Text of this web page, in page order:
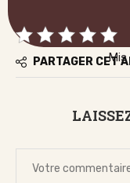
Mis
PARTAGER CET